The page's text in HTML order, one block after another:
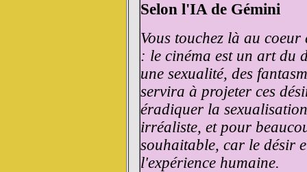
Selon l'IA de Gémini
Vous touchez là au
: le cinéma est un art du
une sexualité, des
servira à projeter ces
éradiquer la
irréaliste, et pour
souhaitable, car le désir
l'expérience humaine.